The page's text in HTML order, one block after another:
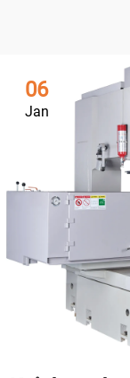
06
Jan